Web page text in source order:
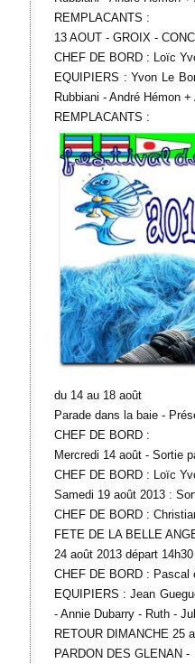
REMPLACANTS :
13 AOUT - GROIX -
CHEF DE BORD : Loïc
EQUIPIERS : Yvon Le
Rubbiani - André Hémon +
REMPLACANTS :
du 14 au 18 août
Parade dans la baie -
CHEF DE BORD :
Mercredi 14 août - Sortie
CHEF DE BORD : Loïc
Samedi 19 août 2013 :
CHEF DE BORD :
FETE DE LA BELLE
24 août 2013 départ
CHEF DE BORD : Pascal
EQUIPIERS : Jean
- Annie Dubarry - Ruth -
RETOUR DIMANCHE 25
PARDON DES GLENAN -